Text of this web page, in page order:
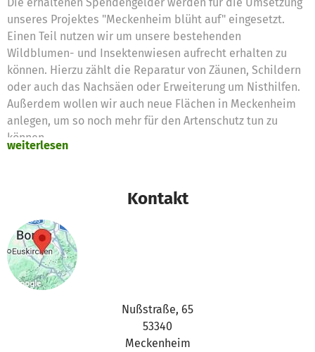
unseres Projektes "Meckenheim blüht auf" eingesetzt.
Einen Teil nutzen wir um unsere bestehenden
Wildblumen- und Insektenwiesen aufrecht erhalten zu
können. Hierzu zählt die Reparatur von Zäunen, Schildern
oder auch das Nachsäen oder Erweiterung um Nisthilfen.
Außerdem wollen wir auch neue Flächen in Meckenheim
anlegen, um so noch mehr für den Artenschutz tun zu
können.
weiterlesen
Kontakt
Nußstraße, 65
53340
Meckenheim